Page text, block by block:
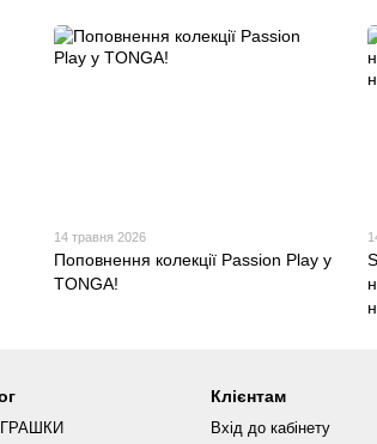
14 травня 2026
Поповнення колекції Passion Play у
TONGA!
Клієнтам
Вхід до кабінету